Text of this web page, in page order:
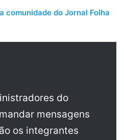
comunidade do Jornal Folha
do
mensagens
os integrantes